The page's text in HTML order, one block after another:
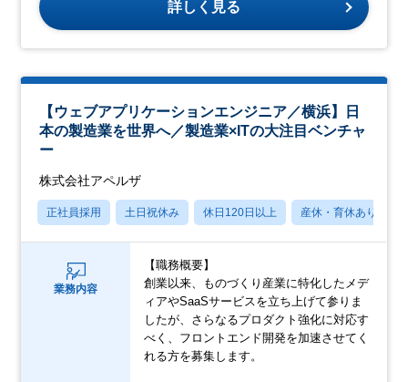
詳しく見る
【ウェブアプリケーションエンジニア／横浜】日
本の製造業を世界へ／製造業×ITの大注目ベンチャ
ー
株式会社アペルザ
正社員採用 土日祝休み 休日120日以上 産休・育休あり
業務内容
【職務概要】
創業以来、ものづくり産業に特化したメデ
ィアやSaaSサービスを立ち上げて参りま
したが、さらなるプロダクト強化に対応す
べく、フロントエンド開発を加速させてく
れる方を募集します。